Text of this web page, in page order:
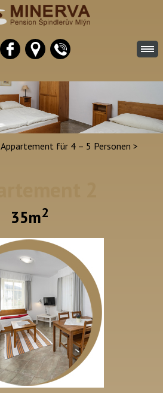
Appartement für 4 – 5 Personen >
35m2